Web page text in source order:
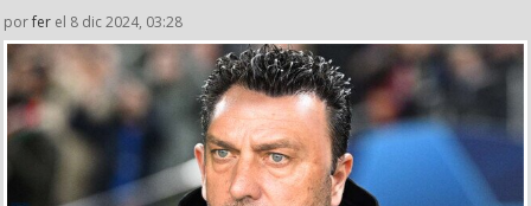
porfer el 8 dic 2024, 03:28